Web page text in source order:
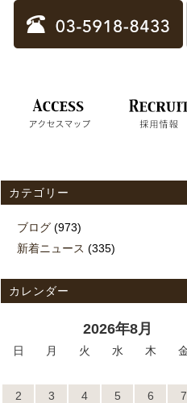
カテゴリー
ブログ (973)
新着ニュース (335)
カレンダー
2026年8月
日 月 火 水 木
2
3 4 5 6 7